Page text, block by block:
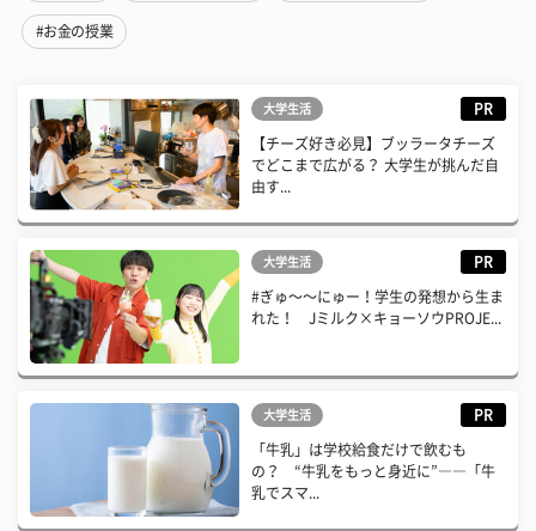
#お金の授業
大学生活 PR
【チーズ好き必見】ブッラータチーズ
でどこまで広がる？ 大学生が挑んだ自
由す...
大学生活 PR
#ぎゅ〜〜にゅー！学生の発想から生ま
れた！ Jミルク×キョーソウPROJE...
大学生活 PR
「牛乳」は学校給食だけで飲むも
の？ “牛乳をもっと身近に”――「牛
乳でスマ...